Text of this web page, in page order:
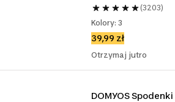
(3203)
Kolory: 3
39,99 zł
Otrzymaj jutro
DOMYOS